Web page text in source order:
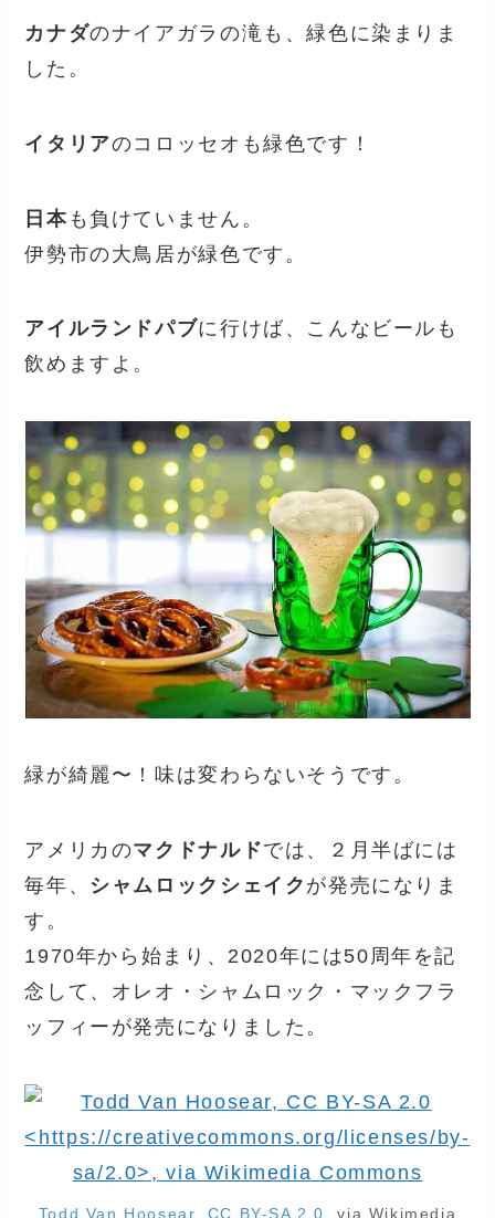
カナダのナイアガラの滝も、緑色に染まりま
した。
イタリアのコロッセオも緑色です！
日本 も負けていません。
伊勢市の大鳥居が緑色です。
アイルランドパブに行けば、こんなビールも
飲めますよ。
緑が綺麗〜！味は変わらないそうです。
アメリカのマクドナルドでは、２月半ばには
毎年、 シャムロックシェイク が発売になりま
す。
1970年から始まり、2020年には50周年を記
念して、オレオ・シャムロック・マックフラ
ッフィーが発売になりました。
Todd Van Hoosear CC BY-SA 2.0 , via Wikimedia